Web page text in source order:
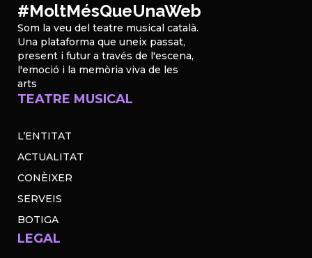
#MoltMésQueUnaWeb
Som la veu del teatre musical català.
Una plataforma que uneix passat,
present i futur a través de l'escena,
l'emoció i la memòria viva de les
arts
TEATRE MUSICAL
L’ENTITAT
ACTUALITAT
CONÈIXER
SERVEIS
BOTIGA
LEGAL